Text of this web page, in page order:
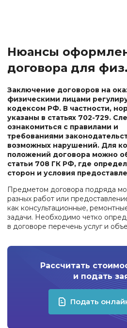
Нюансы
договора для
Заключение договоров на
физическими лицами
кодексом РФ. В частности,
указаны в статьях 702-729.
ознакомиться с правилами и
требованиями
возможных нарушений. Для
положений договора можно
статьи 708 ГК РФ, где
сторон и условия
Предметом договора подряда
разных работ или
как консультационные,
задачи. Необходимо четко
в договоре перечень услуг и
Рассчитать
и подать
Подать